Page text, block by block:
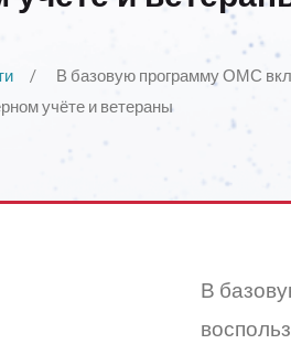
В базовую программу ОМС
учёте и ветераны
В